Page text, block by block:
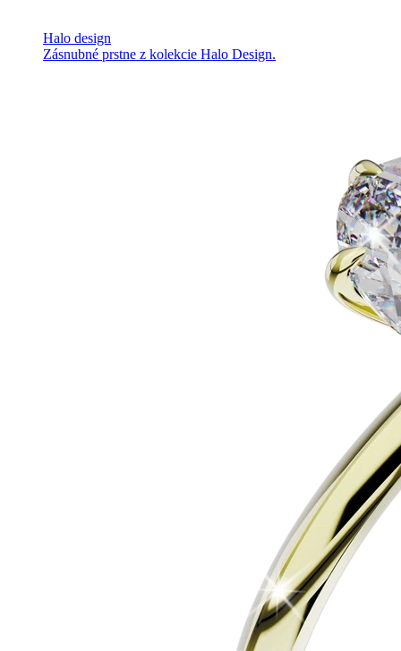
Halo design
Zásnubné prstne z kolekcie Halo Design.